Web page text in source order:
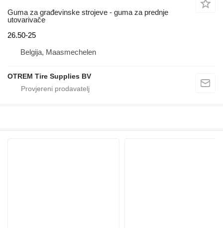
Guma za građevinske strojeve - guma za prednje
utovarivače
26.50-25
Belgija, Maasmechelen
OTREM Tire Supplies BV